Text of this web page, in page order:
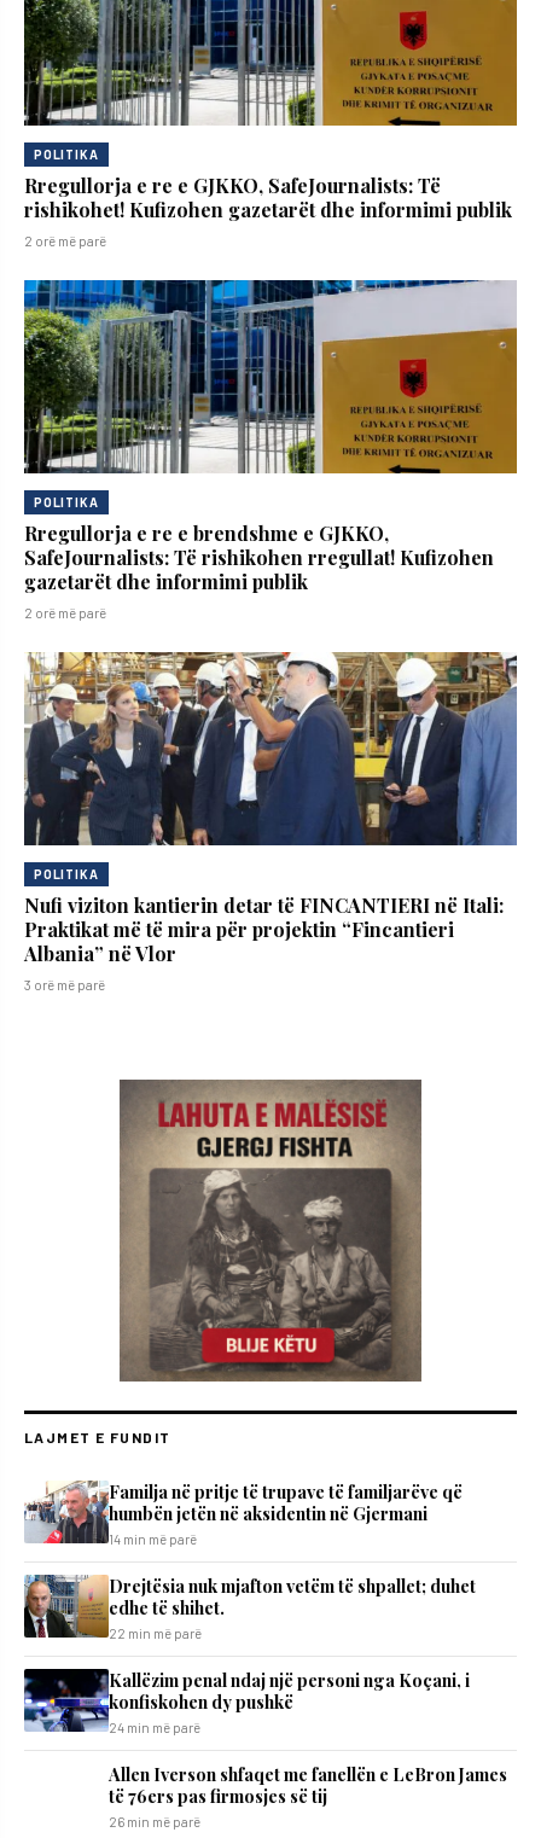
POLITIKA
Rregullorja e re e GJKKO, SafeJournalists: Të
rishikohet! Kufizohen gazetarët dhe informimi publik
2 orë më parë
POLITIKA
Rregullorja e re e brendshme e GJKKO,
SafeJournalists: Të rishikohen rregullat! Kufizohen
gazetarët dhe informimi publik
2 orë më parë
POLITIKA
Nufi viziton kantierin detar të FINCANTIERI në Itali:
Praktikat më të mira për projektin “Fincantieri
Albania” në Vlor
3 orë më parë
LAJMET E FUNDIT
​Familja në pritje të trupave të familjarëve që
humbën jetën në aksidentin në Gjermani
14 min më parë
Drejtësia nuk mjafton vetëm të shpallet; duhet
edhe të shihet.
22 min më parë
Kallëzim penal ndaj një personi nga Koçani, i
konfiskohen dy pushkë
24 min më parë
Allen Iverson shfaqet me fanellën e LeBron James
të 76ers pas firmosjes së tij
26 min më parë